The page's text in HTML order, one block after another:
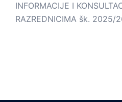
INFORMACIJE I
RAZREDNICIMA šk. 2025/